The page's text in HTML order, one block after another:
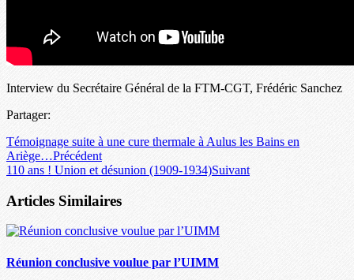
Interview du Secrétaire Général de la FTM-CGT, Frédéric Sanchez
Partager:
Témoignage suite à une cure thermale à Aulus les Bains en
Ariège…Précédent
110 ans ! Union et désunion (1909-1934)Suivant
Articles Similaires
Réunion conclusive voulue par l’UIMM